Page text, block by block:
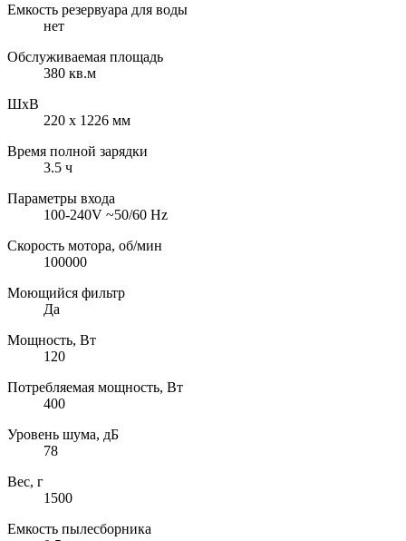
Емкость резервуара для воды
нет
Обслуживаемая площадь
380 кв.м
ШхВ
220 х 1226 мм
Время полной зарядки
3.5 ч
Параметры входа
100-240V ~50/60 Hz
Скорость мотора, об/мин
100000
Моющийся фильтр
Да
Мощность, Вт
120
Потребляемая мощность, Вт
400
Уровень шума, дБ
78
Вес, г
1500
Емкость пылесборника